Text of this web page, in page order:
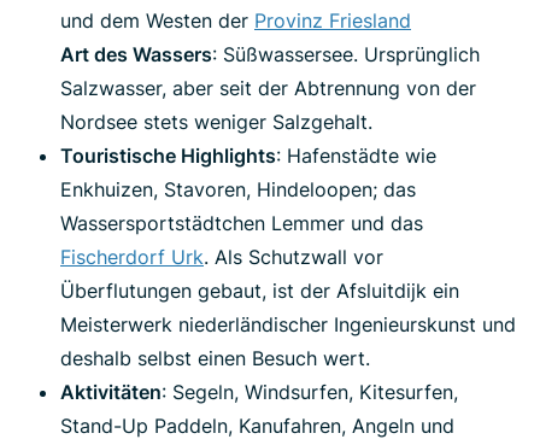
und dem Westen der Provinz Friesland
Art des Wassers: Süßwassersee. Ursprünglich
Salzwasser, aber seit der Abtrennung von der
Nordsee stets weniger Salzgehalt.
Touristische Highlights: Hafenstädte wie
Enkhuizen, Stavoren, Hindeloopen; das
Wassersportstädtchen Lemmer und das
Fischerdorf Urk. Als Schutzwall vor
Überflutungen gebaut, ist der Afsluitdijk ein
Meisterwerk niederländischer Ingenieurskunst und
deshalb selbst einen Besuch wert.
Aktivitäten: Segeln, Windsurfen, Kitesurfen,
Stand-Up Paddeln, Kanufahren, Angeln und